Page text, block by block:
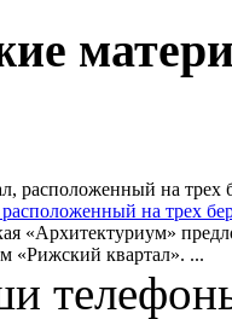
на трех
«Архитектуриум»
«Рижский квартал». ...